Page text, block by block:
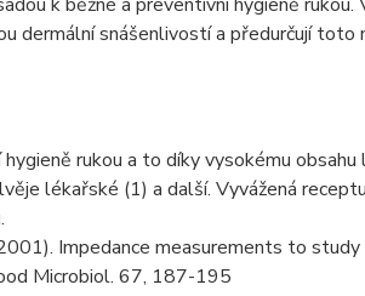
dermální snášenlivostí a předurčují
rukou a to díky vysokému
lékařské (1) a další. Vyvážená
Impedance measurements to
Microbiol. 67, 187-195